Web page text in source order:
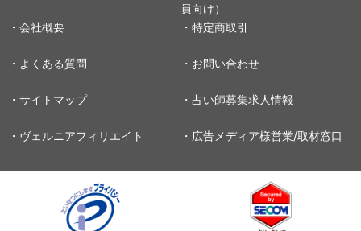
員向け）
・会社概要
・特定商取引
・よくある質問 ・お問い合わせ
・サイトマップ ・占い師募集求人情報
・ヴェルニアフィリエイト ・広告メディア様営業/取材窓口